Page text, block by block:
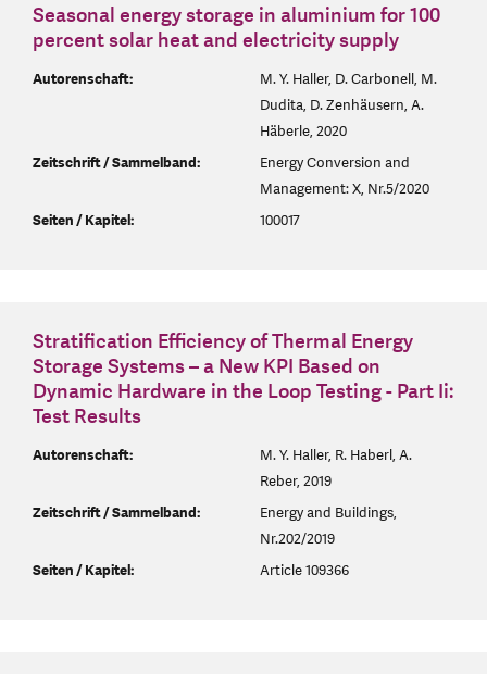
Seasonal energy storage in aluminium for 100
percent solar heat and electricity supply
Autorenschaft:
M. Y. Haller, D. Carbonell, M.
Dudita, D. Zenhäusern, A.
Häberle, 2020
Zeitschrift / Sammelband:
Energy Conversion and
Management: X, Nr.5/2020
Seiten / Kapitel:
100017
Stratification Efficiency of Thermal Energy
Storage Systems – a New KPI Based on
Dynamic Hardware in the Loop Testing - Part Ii:
Test Results
Autorenschaft:
M. Y. Haller, R. Haberl, A.
Reber, 2019
Zeitschrift / Sammelband:
Energy and Buildings,
Nr.202/2019
Seiten / Kapitel:
Article 109366